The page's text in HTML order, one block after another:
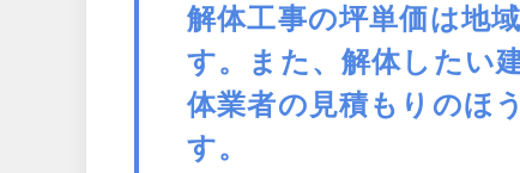
解体工事の坪単価は地
す。また、解体したい
体業者の見積もりのほ
す。